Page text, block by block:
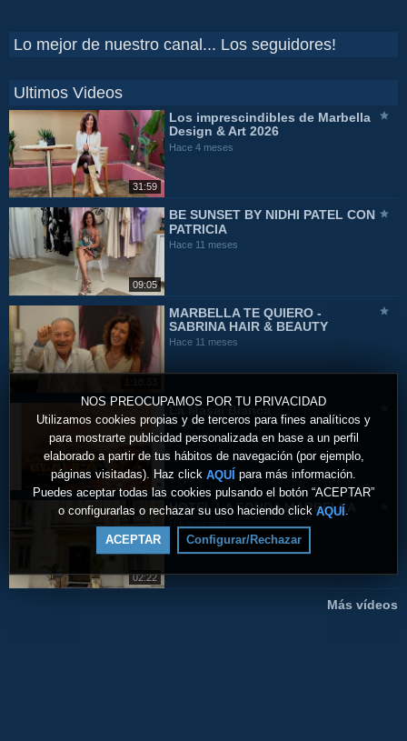
NOS PREOCUPAMOS POR TU PRIVACIDAD
Utilizamos cookies propias y de terceros para fines analíticos y
para mostrarte publicidad personalizada en base a un perfil
elaborado a partir de tus hábitos de navegación (por ejemplo,
páginas visitadas). Haz click AQUÍ para más información.
Puedes aceptar todas las cookies pulsando el botón “ACEPTAR”
o configurarlas o rechazar su uso haciendo click AQUÍ .
ACEPTAR Configurar/Rechazar
Lo mejor de nuestro canal... Los seguidores!
Ultimos Videos
31:59
Los imprescindibles de Marbella
Design & Art 2026
Hace 4 meses
09:05
BE SUNSET BY NIDHI PATEL CON
PATRICIA
Hace 11 meses
MARBELLA TE QUIERO -
SABRINA HAIR & BEAUTY
Hace 11 meses
La Masai Blanca
Hace 11 meses
02:22
HOTEL LA FONDA MARBELLA
Más vídeos